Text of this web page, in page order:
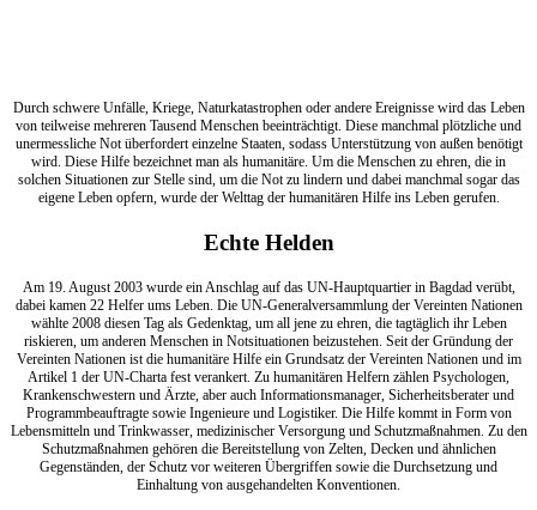
Durch schwere Unfälle, Kriege, Naturkatastrophen oder andere Ereignisse wird das Leben
von teilweise mehreren Tausend Menschen beeinträchtigt. Diese manchmal plötzliche und
unermessliche Not überfordert einzelne Staaten, sodass Unterstützung von außen benötigt
wird. Diese Hilfe bezeichnet man als humanitäre. Um die Menschen zu ehren, die in
solchen Situationen zur Stelle sind, um die Not zu lindern und dabei manchmal sogar das
eigene Leben opfern, wurde der Welttag der humanitären Hilfe ins Leben gerufen.
Echte Helden
Am 19. August 2003 wurde ein Anschlag auf das UN-Hauptquartier in Bagdad verübt,
dabei kamen 22 Helfer ums Leben. Die UN-Generalversammlung der Vereinten Nationen
wählte 2008 diesen Tag als Gedenktag, um all jene zu ehren, die tagtäglich ihr Leben
riskieren, um anderen Menschen in Notsituationen beizustehen. Seit der Gründung der
Vereinten Nationen ist die humanitäre Hilfe ein Grundsatz der Vereinten Nationen und im
Artikel 1 der UN-Charta fest verankert. Zu humanitären Helfern zählen Psychologen,
Krankenschwestern und Ärzte, aber auch Informationsmanager, Sicherheitsberater und
Programmbeauftragte sowie Ingenieure und Logistiker. Die Hilfe kommt in Form von
Lebensmitteln und Trinkwasser, medizinischer Versorgung und Schutzmaßnahmen. Zu den
Schutzmaßnahmen gehören die Bereitstellung von Zelten, Decken und ähnlichen
Gegenständen, der Schutz vor weiteren Übergriffen sowie die Durchsetzung und
Einhaltung von ausgehandelten Konventionen.